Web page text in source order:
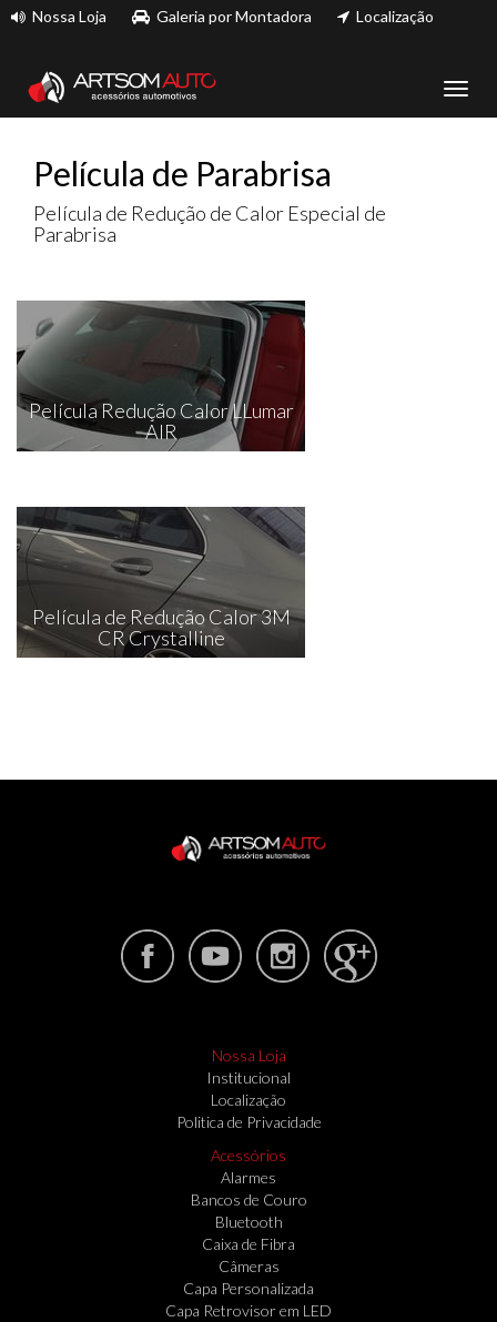
Nossa Loja Galeria por Montadora Localização
Película de Parabrisa
Película de Redução de Calor Especial de
Parabrisa
Película Redução Calor LLumar
AIR
Película de Redução Calor 3M
CR Crystalline
Nossa Loja
Institucional
Localização
Politica de Privacidade
Acessórios
Alarmes
Bancos de Couro
Bluetooth
Caixa de Fibra
Câmeras
Capa Personalizada
Capa Retrovisor em LED